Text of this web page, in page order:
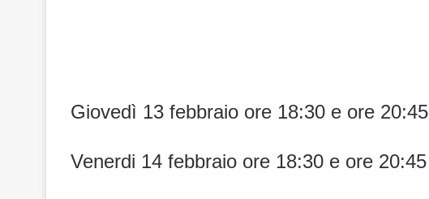
Giovedì 13 febbraio ore 18:30 e ore 20:45
Venerdi 14 febbraio ore 18:30 e ore 20:45